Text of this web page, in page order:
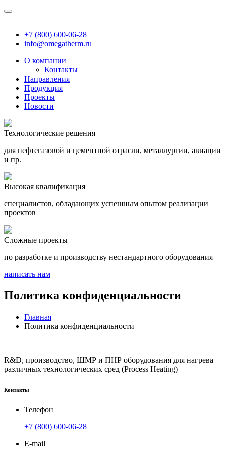
+7 (800) 600-06-28
info@omegatherm.ru
О компании
Контакты
Направления
Продукция
Проекты
Новости
Технологические решения
для нефтегазовой и цементной отрасли, металлургии, авиации
и пр.
Высокая квалификация
специалистов, обладающих успешным опытом реализации
проектов
Сложные проекты
по разработке и производству нестандартного оборудования
написать нам
Политика конфиденциальности
Главная
Политика конфиденциальности
R&D, производство, ШМР и ПНР оборудования для нагрева
различных технологических сред (Process Heating)
Контакты
Телефон
+7 (800) 600-06-28
E-mail